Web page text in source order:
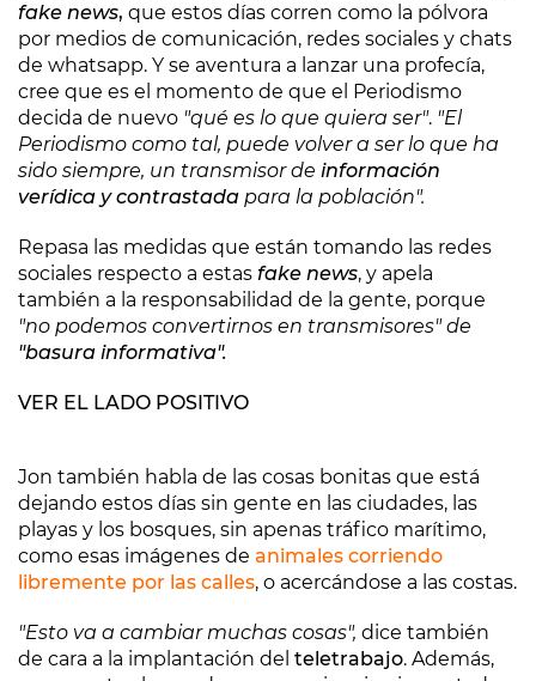
fake news, que estos días corren como la pólvora
por medios de comunicación, redes sociales y chats
de whatsapp. Y se aventura a lanzar una profecía,
cree que es el momento de que el Periodismo
decida de nuevo "qué es lo que quiera ser". "El
Periodismo como tal, puede volver a ser lo que ha
sido siempre, un transmisor de información
verídica y contrastada para la población".
Repasa las medidas que están tomando las redes
sociales respecto a estas fake news, y apela
también a la responsabilidad de la gente, porque
"no podemos convertirnos en transmisores" de
"basura informativa".
VER EL LADO POSITIVO
Jon también habla de las cosas bonitas que está
dejando estos días sin gente en las ciudades, las
playas y los bosques, sin apenas tráfico marítimo,
como esas imágenes de animales corriendo
libremente por las calles, o acercándose a las costas.
"Esto va a cambiar muchas cosas", dice también
de cara a la implantación del teletrabajo. Además,